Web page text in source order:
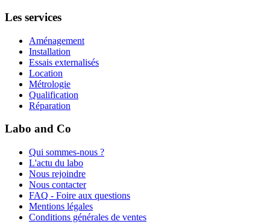
Les services
Aménagement
Installation
Essais externalisés
Location
Métrologie
Qualification
Réparation
Labo and Co
Qui sommes-nous ?
L'actu du labo
Nous rejoindre
Nous contacter
FAQ - Foire aux questions
Mentions légales
Conditions générales de ventes